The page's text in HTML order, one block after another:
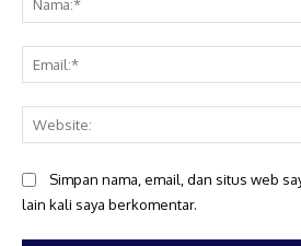
Simpan nama, email, dan situs web
lain kali saya berkomentar.